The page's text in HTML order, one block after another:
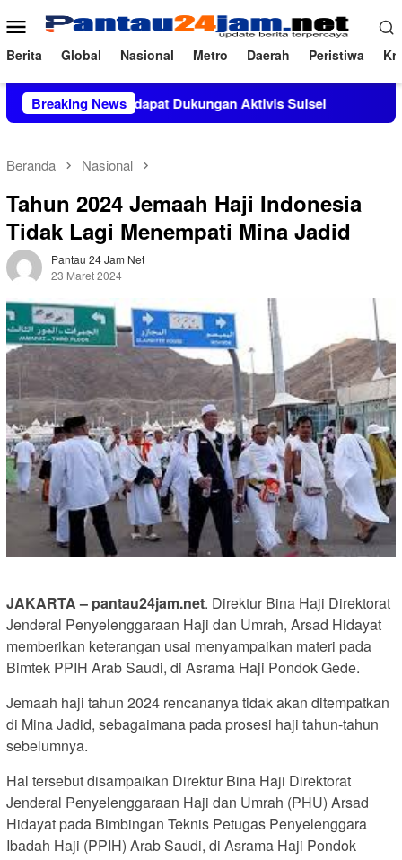
ke
konten
Menu
Mobile
Berita Global Nasional Metro Daerah Peristiwa
Breaking News
M.Si Mendapat Dukungan Aktivis Sulsel Kapolres
Beranda Nasional
Tahun 2024 Jemaah Haji Indonesia
Tidak Lagi Menempati Mina Jadid
Pantau 24 Jam Net
23 Maret 2024
JAKARTA – pantau24jam.net. Direktur Bina Haji Direktorat
Jenderal Penyelenggaraan Haji dan Umrah, Arsad Hidayat
memberikan keterangan usai menyampaikan materi pada
Bimtek PPIH Arab Saudi, di Asrama Haji Pondok Gede.
Jemaah haji tahun 2024 rencananya tidak akan ditempatkan
di Mina Jadid, sebagaimana pada prosesi haji tahun-tahun
sebelumnya.
Hal tersebut disampaikan Direktur Bina Haji Direktorat
Jenderal Penyelenggaraan Haji dan Umrah (PHU) Arsad
Hidayat pada Bimbingan Teknis Petugas Penyelenggara
Ibadah Haji (PPIH) Arab Saudi, di Asrama Haji Pondok